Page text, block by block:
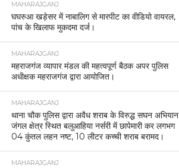
MAHARAJGANJ
घघरुआ खड़ेसर में नाबालिग से मारपीट का वीडियो वायरल,
पांच के खिलाफ मुकदमा दर्ज।
MAHARAJGANJ
महराजगंज व्यापार मंडल की महत्वपूर्ण बैठक अपर पुलिस
अधीक्षक महराजगंज द्वारा आयोजित।
MAHARAJGANJ
थाना चौक पुलिस द्वारा अवैध शराब के विरुद्ध सघन अभियान
जंगल क्षेत्र स्थित बलुआहिया नर्सरी में छापेमारी कर लगभग
04 कुंतल लहन नष्ट, 10 लीटर कच्ची शराब बरामद।
MAHARAJGANJ